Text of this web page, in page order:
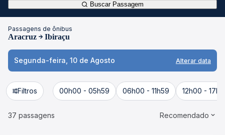
Buscar Passagem
Passagens de ônibus
Aracruz Ibiraçu
Segunda-feira, 10 de Agosto Alterar data
Filtros 00h00 - 05h59 06h00 - 11h59 12h00 -
37 passagens Recomendado